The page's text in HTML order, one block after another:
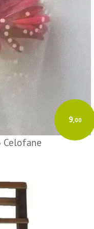
9,00
Celofane